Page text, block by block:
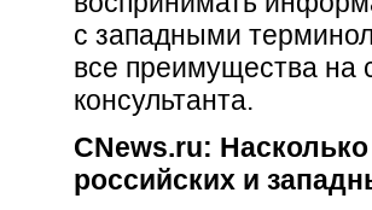
с западными
все преимущества на
консультанта.
CNews.ru:
российских и